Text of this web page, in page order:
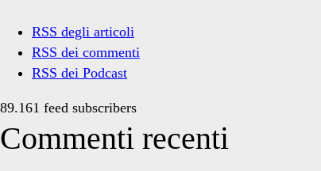
RSS degli articoli
RSS dei commenti
RSS dei Podcast
89.161 feed subscribers
Commenti recenti